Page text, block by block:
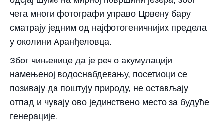
чега многи фотографи управо Црвену бару
сматрају једним од најфотогеничнијих предела
у околини Аранђеловца.
Због чињенице да је реч о акумулацији
намењеној водоснабдевању, посетиоци се
позивају да поштују природу, не остављају
отпад и чувају ово јединствено место за будуће
генерације.